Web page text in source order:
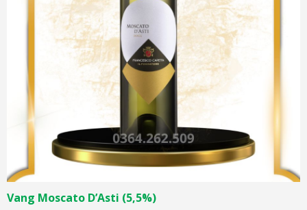
Vang Moscato D’Asti (5,5%)